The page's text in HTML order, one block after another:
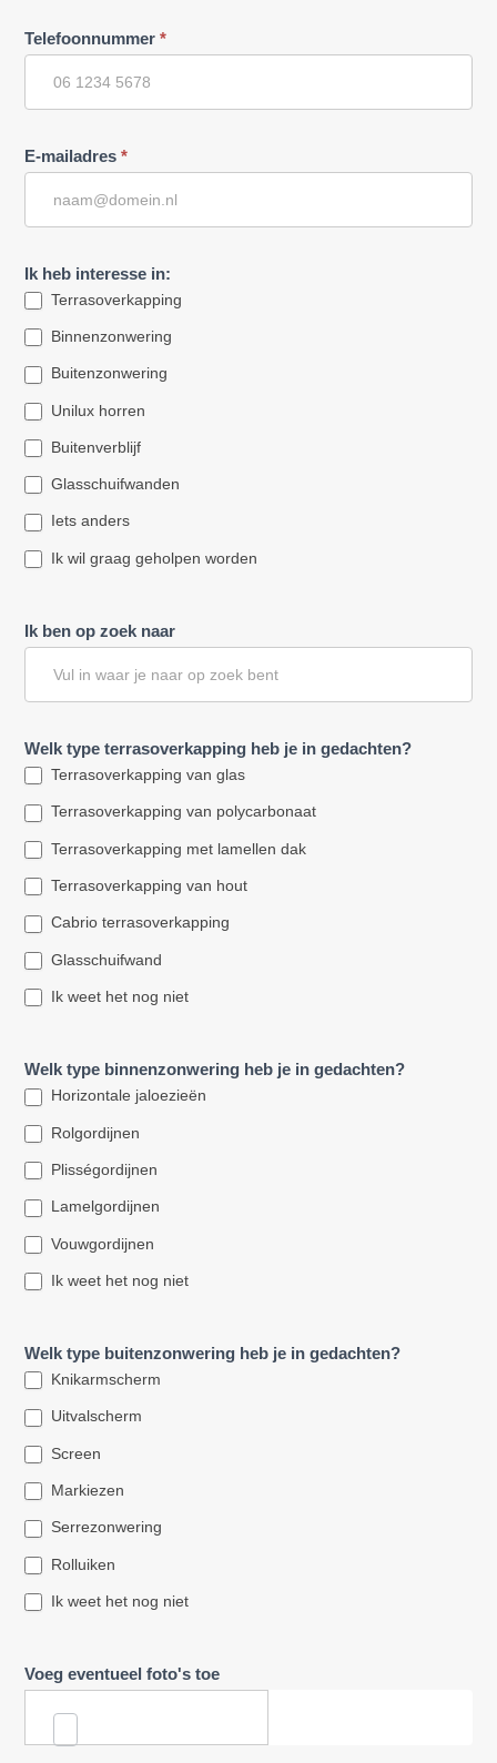
Telefoonnummer*
E-mailadres*
Ik heb interesse in:
Terrasoverkapping
Binnenzonwering
Buitenzonwering
Unilux horren
Buitenverblijf
Glasschuifwanden
Iets anders
Ik wil graag geholpen worden
Ik ben op zoek naar
Welk type terrasoverkapping heb je in gedachten?
Terrasoverkapping van glas
Terrasoverkapping van polycarbonaat
Terrasoverkapping met lamellen dak
Terrasoverkapping van hout
Cabrio terrasoverkapping
Glasschuifwand
Ik weet het nog niet
Welk type binnenzonwering heb je in gedachten?
Horizontale jaloezieën
Rolgordijnen
Plisségordijnen
Lamelgordijnen
Vouwgordijnen
Ik weet het nog niet
Welk type buitenzonwering heb je in gedachten?
Knikarmscherm
Uitvalscherm
Screen
Markiezen
Serrezonwering
Rolluiken
Ik weet het nog niet
Voeg eventueel foto's toe